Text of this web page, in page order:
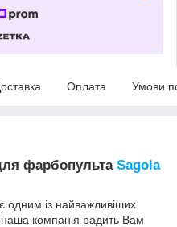
Оплата Умови
фарбопульта Sagola
одним із найважливіших
компанія радить Вам